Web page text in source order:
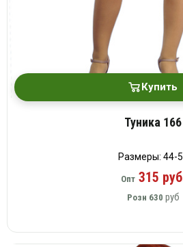
Купить
Туника 166
Размеры: 44-
Опт315
Розн 630 руб